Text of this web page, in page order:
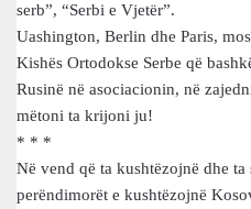
serb”, “Serbi e Vjetër”.
Uashington, Berlin dhe Paris,
Kishës Ortodokse Serbe që
Rusinë në asociacionin, në
mëtoni ta krijoni ju!
* * *
Në vend që ta kushtëzojnë dhe ta
perëndimorët e kushtëzojnë